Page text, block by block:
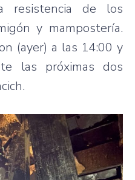
resistencia de los
y mampostería.
(ayer) a las 14:00 y
las próximas dos